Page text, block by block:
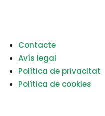
Contacte
Avís legal
Política de privacitat
Política de cookies